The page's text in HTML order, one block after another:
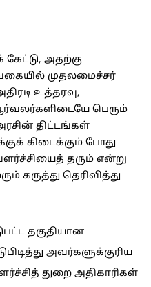
அதற்கு
முதலமைச்சர்
உத்தரவு,
பெரும்
திட்டங்கள்
கிடைக்கும் போது
தரும் என்று
கருத்து தெரிவித்து
தகுதியான
அவர்களுக்குரிய
துறை அதிகாரிகள்